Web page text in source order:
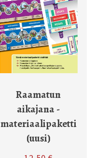
Raamatun
aikajana -
materiaalipaketti
(uusi)